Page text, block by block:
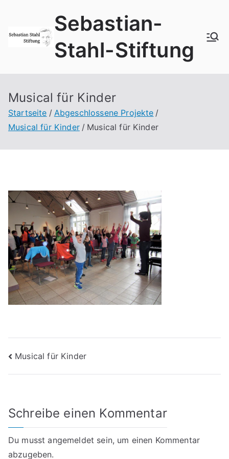
springen
Sebastian-
Stahl-Stiftung
Musical für Kinder
Startseite
Abgeschlossene Projekte
Musical für Kinder
Musical für Kinder
Beitragsnavigation
Musical für Kinder
Schreibe einen Kommentar
Du musstangemeldet sein, um einen Kommentar
abzugeben.